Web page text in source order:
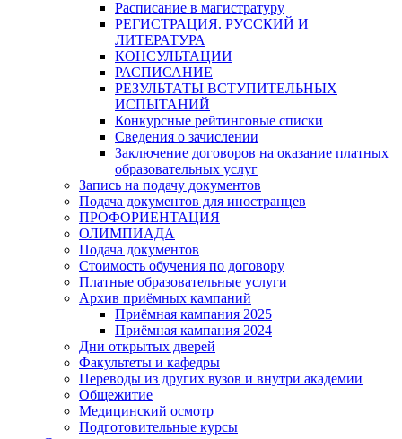
Расписание в магистратуру
РЕГИСТРАЦИЯ. РУССКИЙ И
ЛИТЕРАТУРА
КОНСУЛЬТАЦИИ
РАСПИСАНИЕ
РЕЗУЛЬТАТЫ ВСТУПИТЕЛЬНЫХ
ИСПЫТАНИЙ
Конкурсные рейтинговые списки
Сведения о зачислении
Заключение договоров на оказание платных
образовательных услуг
Запись на подачу документов
Подача документов для иностранцев
ПРОФОРИЕНТАЦИЯ
ОЛИМПИАДА
Подача документов
Стоимость обучения по договору
Платные образовательные услуги
Архив приёмных кампаний
Приёмная кампания 2025
Приёмная кампания 2024
Дни открытых дверей
Факультеты и кафедры
Переводы из других вузов и внутри академии
Общежитие
Медицинский осмотр
Подготовительные курсы